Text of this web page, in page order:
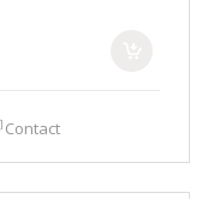
Contact